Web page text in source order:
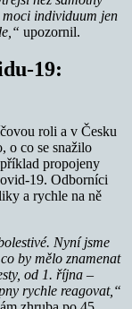
moci individuum jen
upozornil.
19:
roli a v Česku
o co se snažilo
propojeny
19. Odborníci
a rychle na ně
Nyní jsme
by mělo znamenat
od 1. října –
rychle reagovat,“